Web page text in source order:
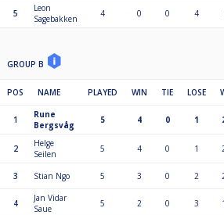
5
Leon
Sagebakken
4 0 0 4
GROUP B
POS NAME PLAYED WIN TIE LOSE
1
Rune
Bergsvåg
5 4 0 1
2
Helge
Seilen
5 4 0 1
3 Stian Ngo 5 3 0 2
4
Jan Vidar
Saue
5 2 0 3